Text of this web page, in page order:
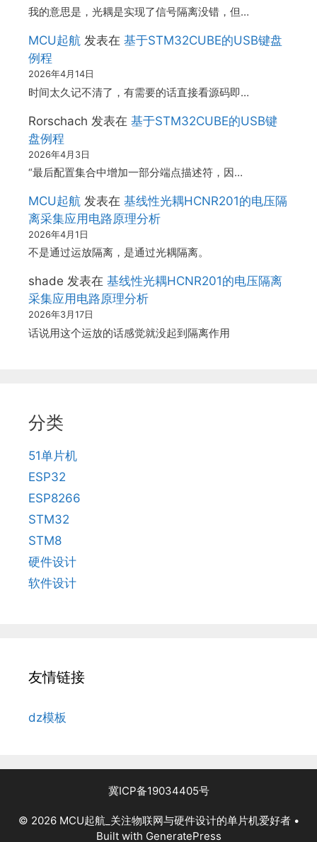
我的意思是，光耦是实现了信号隔离没错，但…
MCU起航 发表在 基于STM32CUBE的USB键盘
例程
2026年4月14日
时间太久记不清了，有需要的话直接看源码即…
Rorschach 发表在 基于STM32CUBE的USB键
盘例程
2026年4月3日
“最后配置集合中增加一部分端点描述符，因…
MCU起航 发表在 基线性光耦HCNR201的电压隔
离采集应用电路原理分析
2026年4月1日
不是通过运放隔离，是通过光耦隔离。
shade 发表在 基线性光耦HCNR201的电压隔离
采集应用电路原理分析
2026年3月17日
话说用这个运放的话感觉就没起到隔离作用
分类
51单片机
ESP32
ESP8266
STM32
STM8
硬件设计
软件设计
友情链接
dz模板
冀ICP备19034405号
© 2026 MCU起航_关注物联网与硬件设计的单片机爱好者•
Built with GeneratePress